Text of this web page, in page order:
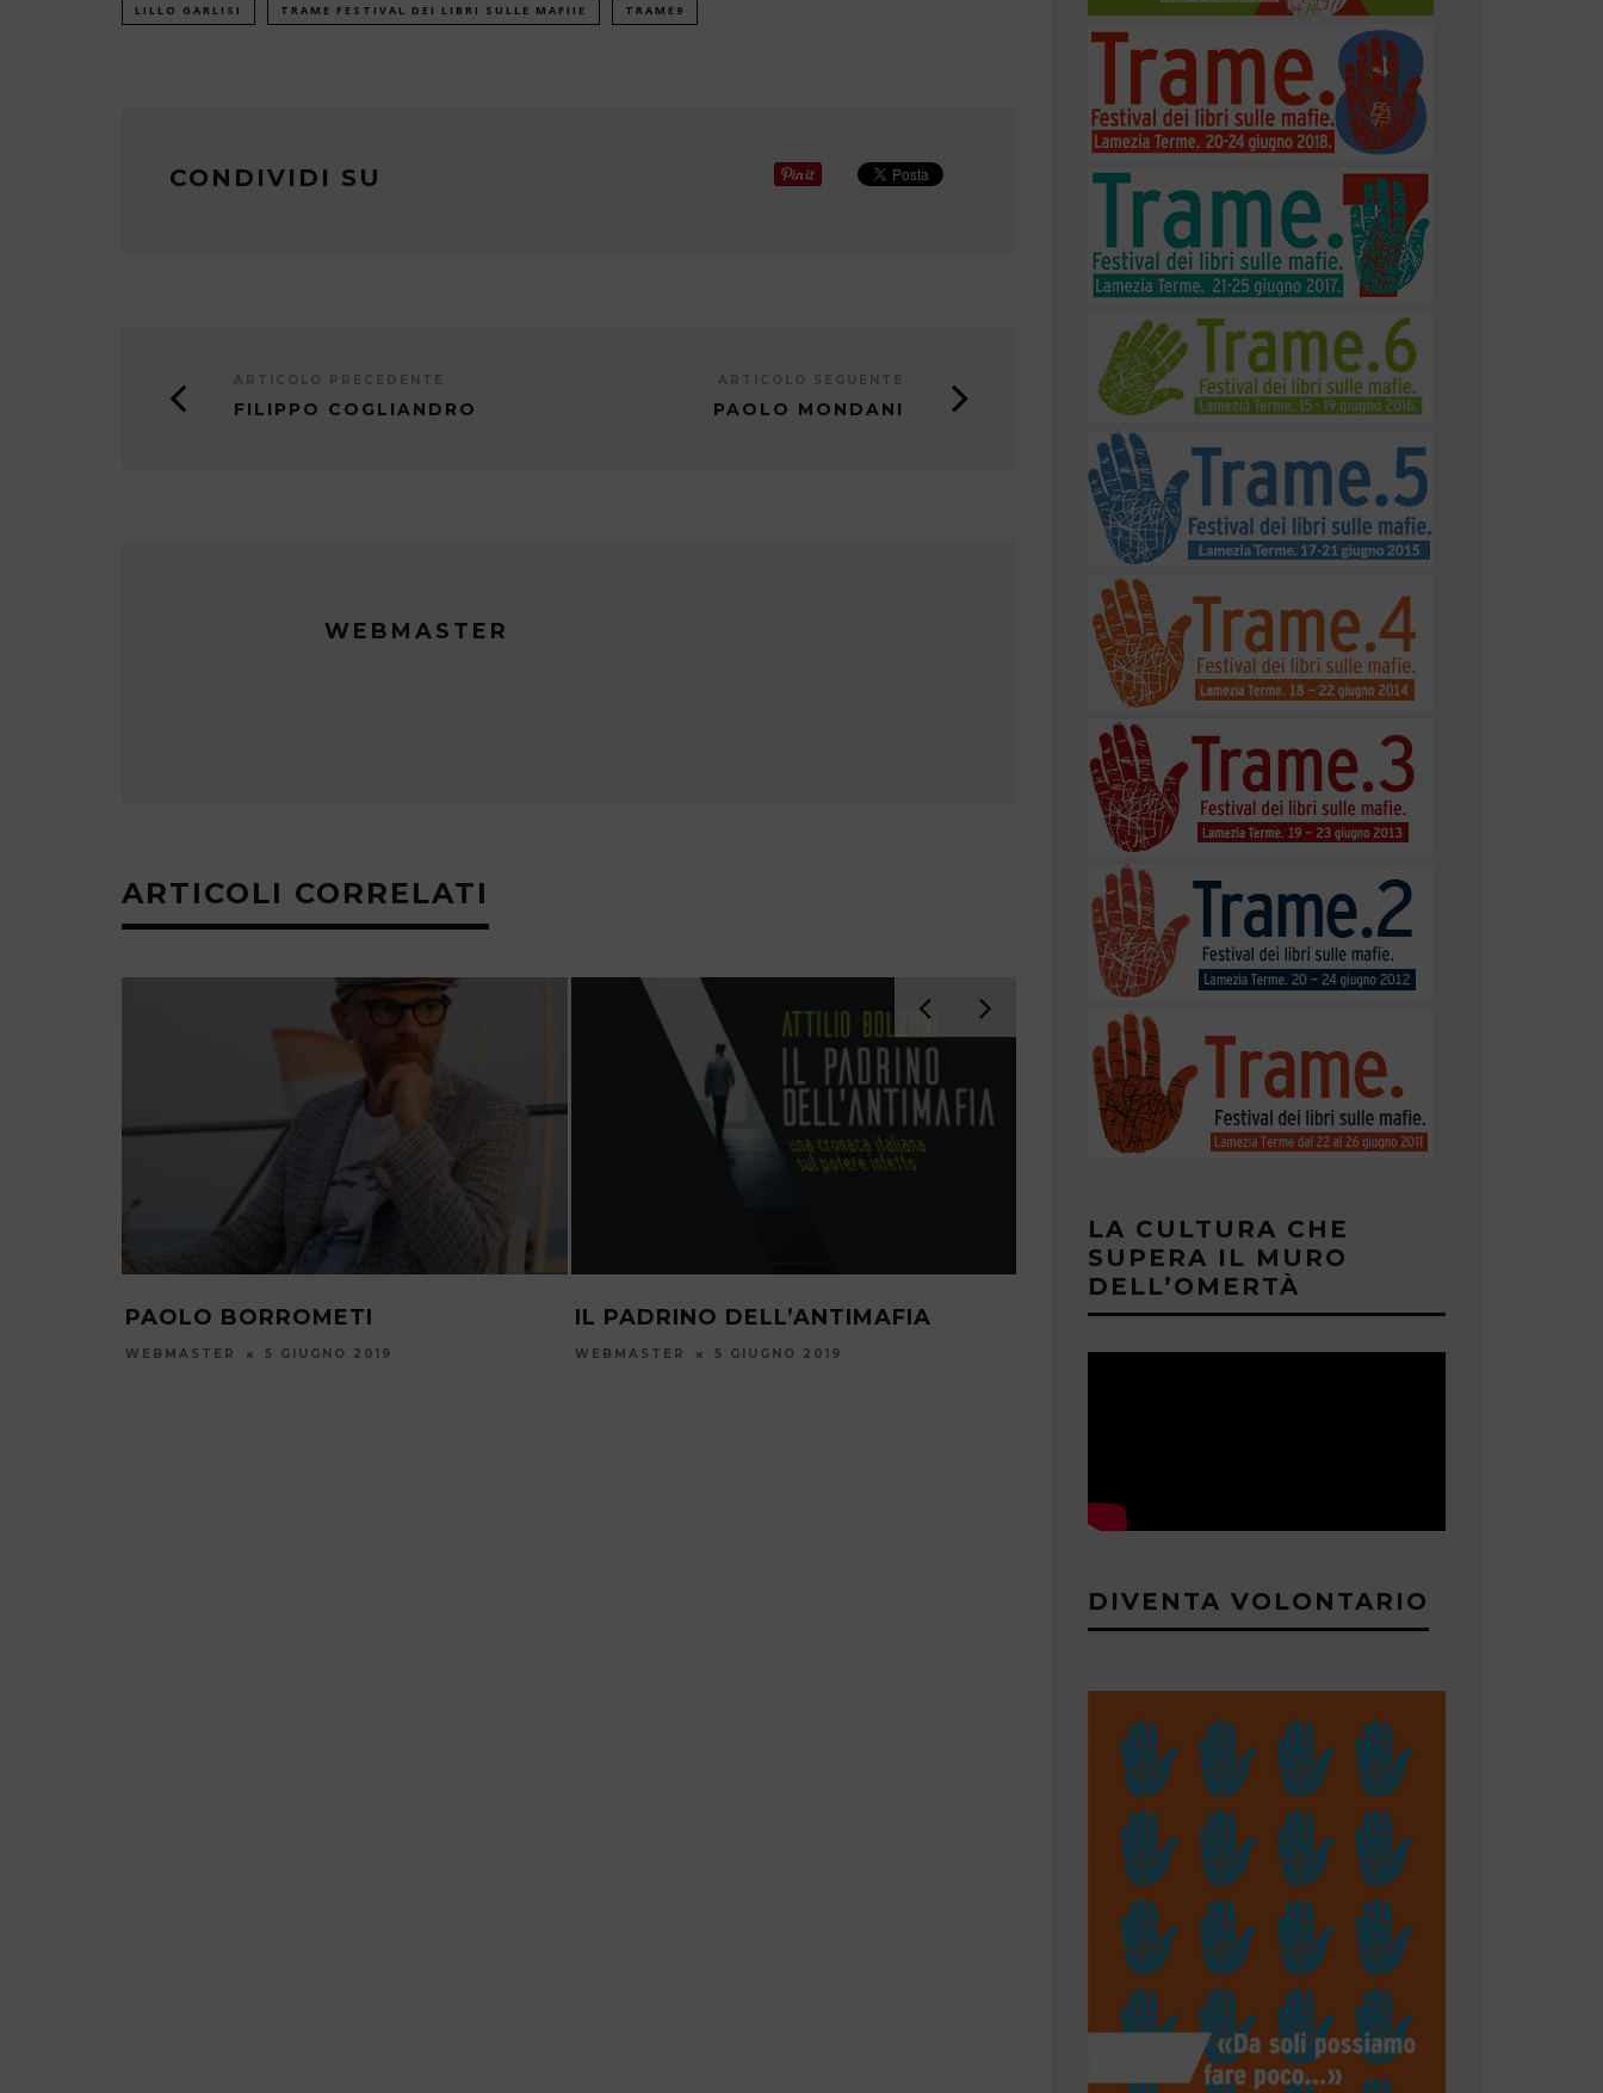
LILLO GARLISI TRAME FESTIVAL DEI LIBRI SULLE MAFIIE TRAME9
CONDIVIDI SU
ARTICOLO PRECEDENTE
FILIPPO COGLIANDRO
ARTICOLO SEGUENTE
PAOLO MONDANI
WEBMASTER
ARTICOLI CORRELATI
PAOLO BORROMETI
WEBMASTER 5 GIUGNO 2019
IL PADRINO DELL’ANTIMAFIA
WEBMASTER 5 GIUGNO 2019
ISAIA SALES
WEBMASTER 13 GIUGNO 2019
LA CULTURA CHE
SUPERA IL MURO
DELL’OMERTÀ
DIVENTA VOLONTARIO